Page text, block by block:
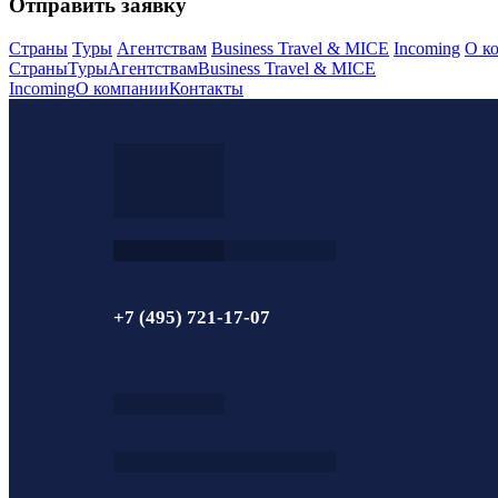
Отправить заявку
Страны Туры Агентствам Business Travel & MICE Incoming О
СтраныТурыАгентствамBusiness Travel & MICE
IncomingО компанииКонтакты
+7 (495) 721-17-07